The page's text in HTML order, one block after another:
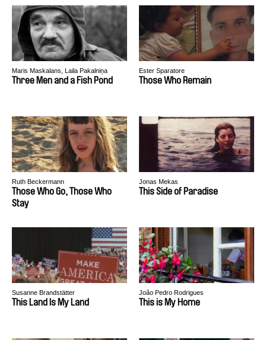
Maris Maskalans, Laila Pakalniņa
Three Men and a Fish Pond
Ester Sparatore
Those Who Remain
Ruth Beckermann
Those Who Go, Those Who
Stay
Jonas Mekas
This Side of Paradise
Susanne Brandstätter
This Land Is My Land
João Pedro Rodrigues
This is My Home